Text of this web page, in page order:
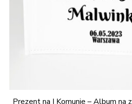
Prezent na I Komunie – Album na